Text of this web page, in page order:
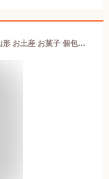
＼最短発送／ 樹氷ロマン 24枚入 蔵王銘菓 山形 お土産 お菓子 個包装 ウエハース ホワイトクリーム サンド 焼菓子 お中元 御中元 夏ギフト 父の日 手土産 常温 お取り寄せ ギフト 【A01】